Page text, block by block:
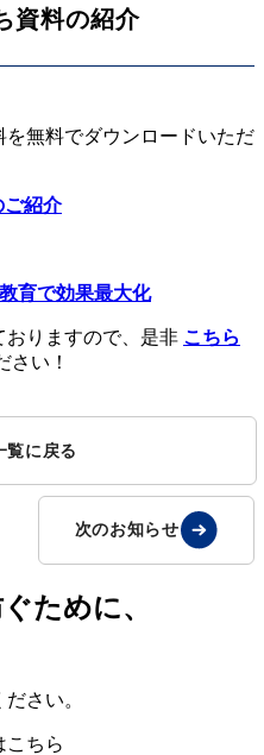
資料の紹介
無料でダウンロードいただ
ご紹介
育で効果最大化
おりますので、是非 こちら
さい！
覧に戻る
次のお知らせ
ために、
さい。
こちら